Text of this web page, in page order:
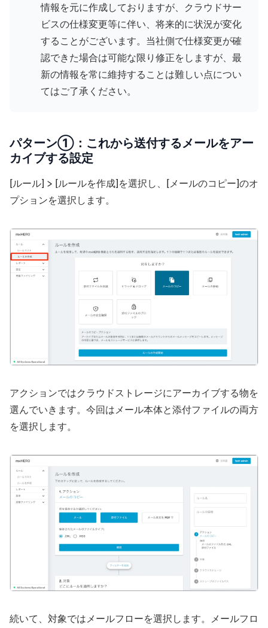
情報を元に作成しておりますが、クラウドサー
ビスの仕様変更等に伴い、将来的に状況が変化
することがございます。当社側で仕様変更が確
認できた場合は可能な限り修正をしますが、最
新の情報を常に維持することは難しい点につい
てはご了承ください。
パターン①：これから送付するメールをアー
カイブする設定
[ルール] > [ルールを作成]を選択し、[メールのコピー]のオ
プションを選択します。
アクションではクラウドストレージにアーカイブする物を
選んでいきます。今回はメール本体と添付ファイルの両方
を選択します。
続いて、対象ではメールフローを選択します。メールフロ